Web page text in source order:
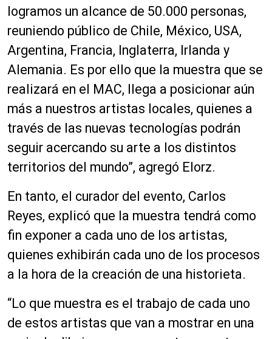
logramos un alcance de 50.000 personas,
reuniendo público de Chile, México, USA,
Argentina, Francia, Inglaterra, Irlanda y
Alemania. Es por ello que la muestra que se
realizará en el MAC, llega a posicionar aún
más a nuestros artistas locales, quienes a
través de las nuevas tecnologías podrán
seguir acercando su arte a los distintos
territorios del mundo”, agregó Elorz.
En tanto, el curador del evento, Carlos
Reyes, explicó que la muestra tendrá como
fin exponer a cada uno de los artistas,
quienes exhibirán cada uno de los procesos
a la hora de la creación de una historieta.
“Lo que muestra es el trabajo de cada uno
de estos artistas que van a mostrar en una